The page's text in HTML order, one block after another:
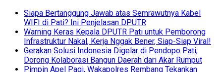
Siapa Bertanggung Jawab atas Semrawutnya Kabel
WIFI di Pati? Ini Penjelasan DPUTR
Warning Keras Kepala DPUTR Pati untuk Pemborong
Infrastruktur Nakal, Kerja Nggak Bener, Siap-Siap Viral!
Gerakan Solusi Indonesia Digelar di Pendopo Pati,
Dorong Kolaborasi Bangun Daerah dari Akar Rumput
Pimpin Apel Pagi, Wakapolres Rembang Tekankan